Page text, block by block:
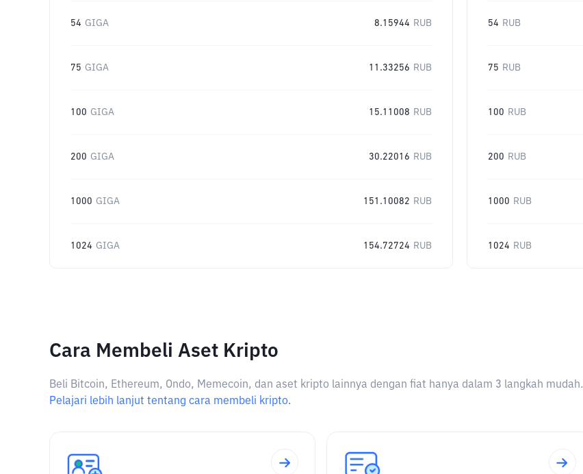
54 GIGA 8.15944 RUB
75 GIGA 11.33256 RUB
100 GIGA 15.11008 RUB
200 GIGA 30.22016 RUB
1000 GIGA 151.10082 RUB
1024 GIGA 154.72724 RUB
54 RUB
75 RUB
100 RUB
200 RUB
1000 RUB
1024 RUB
Cara Membeli Aset Kripto
Beli Bitcoin, Ethereum, Ondo, Memecoin, dan aset kripto lainnya dengan fiat hanya dalam 3 langkah mudah.
Pelajari lebih lanjut tentang cara membeli kripto.